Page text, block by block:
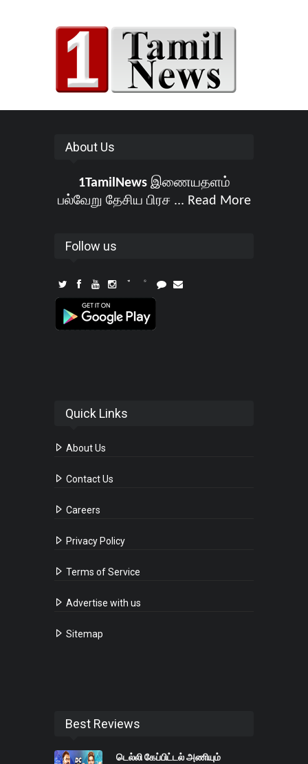
About Us
1TamilNewsஇணையதளம்
பல்வேறு தேசிய பிரச ... Read More
Follow us
Quick Links
About Us
Contact Us
Careers
Privacy Policy
Terms of Service
Advertise with us
Sitemap
Best Reviews
டெல்லி கேப்பிட்டல் அணியும்